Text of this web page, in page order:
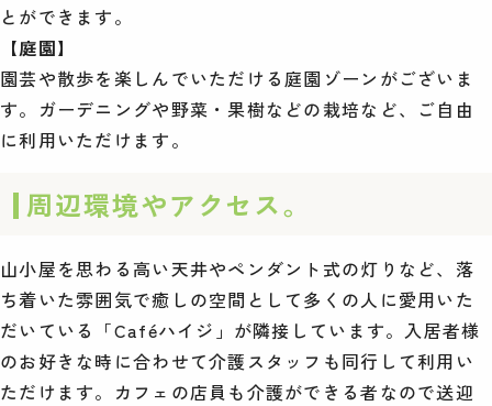
とができます。
【庭園】
園芸や散歩を楽しんでいただける庭園ゾーンがございま
す。ガーデニングや野菜・果樹などの栽培など、ご自由
に利用いただけます。
周辺環境やアクセス。
山小屋を思わる高い天井やペンダント式の灯りなど、落
ち着いた雰囲気で癒しの空間として多くの人に愛用いた
だいている「Caféハイジ」が隣接しています。入居者様
のお好きな時に合わせて介護スタッフも同行して利用い
ただけます。カフェの店員も介護ができる者なので送迎